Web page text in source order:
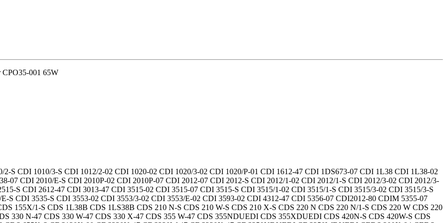
001 65W
S CDI 1010/3-S CDI 1012/2-02 CDI 1020-02 CDI 1020/3-02 CDI 1020/P-01 CDI 1612-47 CDI 1DS673-07 CDI 1L38 CDI 1L38-02
CDI 2010/E-S CDI 2010P-02 CDI 2010P-07 CDI 2012-07 CDI 2012-S CDI 2012/1-02 CDI 2012/1-S CDI 2012/3-02 CDI 2012/3-
S CDI 2612-47 CDI 3013-47 CDI 3515-02 CDI 3515-07 CDI 3515-S CDI 3515/1-02 CDI 3515/1-S CDI 3515/3-02 CDI 3515/3-S
S CDI 3535-S CDI 3553-02 CDI 3553/3-02 CDI 3553/E-02 CDI 3593-02 CDI 4312-47 CDI 5356-07 CDI2012-80 CDIM 5355-07
155X/1-S CDS 1L38B CDS 1LS38B CDS 210 N-S CDS 210 W-S CDS 210 X-S CDS 220 N CDS 220 N/1-S CDS 220 W CDS 220
330 N-47 CDS 330 W-47 CDS 330 X-47 CDS 355 W-47 CDS 355NDUEDI CDS 355XDUEDI CDS 420N-S CDS 420W-S CDS